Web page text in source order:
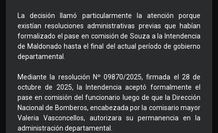
La decisión llamó particularmente la atención porque
existían resoluciones administrativas previas que habían
formalizado el pase en comisión de Souza a la Intendencia
de Maldonado hasta el final del actual período de gobierno
departamental.
Mediante la resolución Nº 09870/2025, firmada el 28 de
octubre de 2025, la Intendencia aceptó formalmente el
pase en comisión del funcionario luego de que la Dirección
Nacional de Bomberos, encabezada por la comisario mayor
Valeria Vasconcellos, autorizara su permanencia en la
administración departamental.